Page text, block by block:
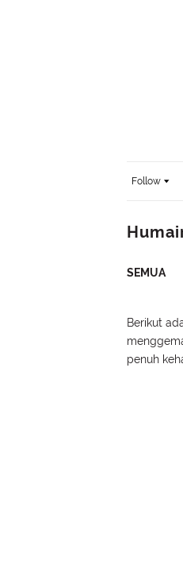
Follow
SEMUA
Berikut
penuh